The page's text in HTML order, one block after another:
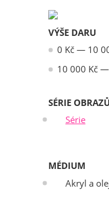
VÝŠE DARU
0 Kč — 10
10 000 Kč —
SÉRIE OBRAZŮ
Série
MÉDIUM
Akryl a